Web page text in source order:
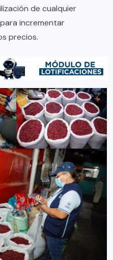
de cualquier
incrementar
precios.